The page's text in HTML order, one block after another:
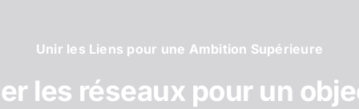
Unir les Liens pour une Ambition Supérieure
les réseaux pour un